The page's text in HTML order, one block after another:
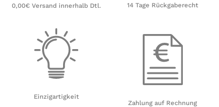
0,00€ Versand innerhalb Dtl.
Einzigartigkeit
14 Tage Rückgaberecht
Zahlung auf Rechnung